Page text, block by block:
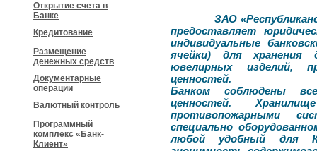
Открытие счета в
Банке
Кредитование
Размещение
денежных средств
Документарные
операции
Валютный контроль
Программный
комплекс «Банк-
Клиент»
ЗАО
предоставляет
индивидуальные
ячейки) для хранения
ювелирных изделий,
ценностей.
Банком соблюдены
ценностей.
противопожарными
специально
любой удобный для